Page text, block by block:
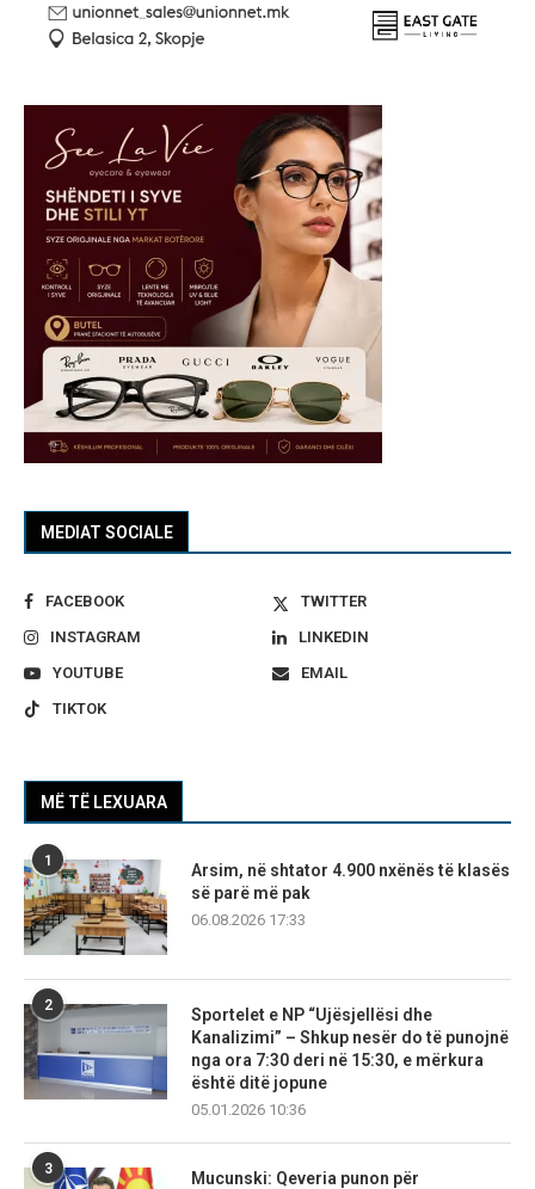
MEDIAT SOCIALE
FACEBOOK
TWITTER
INSTAGRAM
LINKEDIN
YOUTUBE
EMAIL
TIKTOK
MË TË LEXUARA
1
Arsim, në shtator 4.900 nxënës të klasës
së parë më pak
06.08.2026 17:33
2
Sportelet e NP “Ujësjellësi dhe
Kanalizimi” – Shkup nesër do të punojnë
nga ora 7:30 deri në 15:30, e mërkura
është ditë jopune
05.01.2026 10:36
3
Mucunski: Qeveria punon për